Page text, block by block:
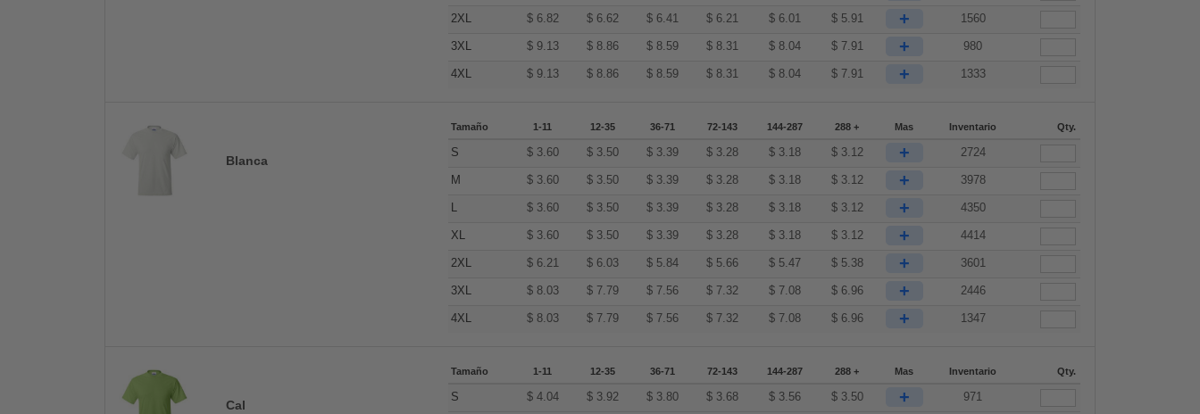
2XL $ 6.82 $ 6.62 $ 6.41 $ 6.21 $ 6.01 $ 5.91 + 1560
3XL $ 9.13 $ 8.86 $ 8.59 $ 8.31 $ 8.04 $ 7.91 + 980
4XL $ 9.13 $ 8.86 $ 8.59 $ 8.31 $ 8.04 $ 7.91 + 1333
Blanca
Tamaño 1-11 12-35 36-71 72-143 144-287 288 + Mas Inventario Qty.
S $ 3.60 $ 3.50 $ 3.39 $ 3.28 $ 3.18 $ 3.12 + 2724
M $ 3.60 $ 3.50 $ 3.39 $ 3.28 $ 3.18 $ 3.12 + 3978
L $ 3.60 $ 3.50 $ 3.39 $ 3.28 $ 3.18 $ 3.12 + 4350
XL $ 3.60 $ 3.50 $ 3.39 $ 3.28 $ 3.18 $ 3.12 + 4414
2XL $ 6.21 $ 6.03 $ 5.84 $ 5.66 $ 5.47 $ 5.38 + 3601
3XL $ 8.03 $ 7.79 $ 7.56 $ 7.32 $ 7.08 $ 6.96 + 2446
4XL $ 8.03 $ 7.79 $ 7.56 $ 7.32 $ 7.08 $ 6.96 + 1347
Cal
Tamaño 1-11 12-35 36-71 72-143 144-287 288 + Mas Inventario Qty.
S $ 4.04 $ 3.92 $ 3.80 $ 3.68 $ 3.56 $ 3.50 + 971